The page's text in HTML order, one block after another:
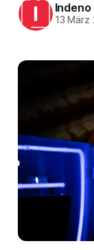
Indeno
13 März